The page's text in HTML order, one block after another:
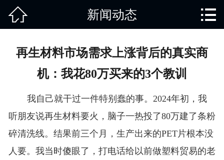
回收范围
服务项目
 新闻动态 
再生材料市场需求上涨背后的真实商
机：我花80万买来的3个教训
我自己就干过一件特别蠢的事。2024年初，我
听朋友说再生材料要火，脑子一热投了80万建了条粉
碎清洗线。结果前三个月，生产出来的PET片根本没
人要。我当时傻眼了，打电话给以前做塑料贸易的老